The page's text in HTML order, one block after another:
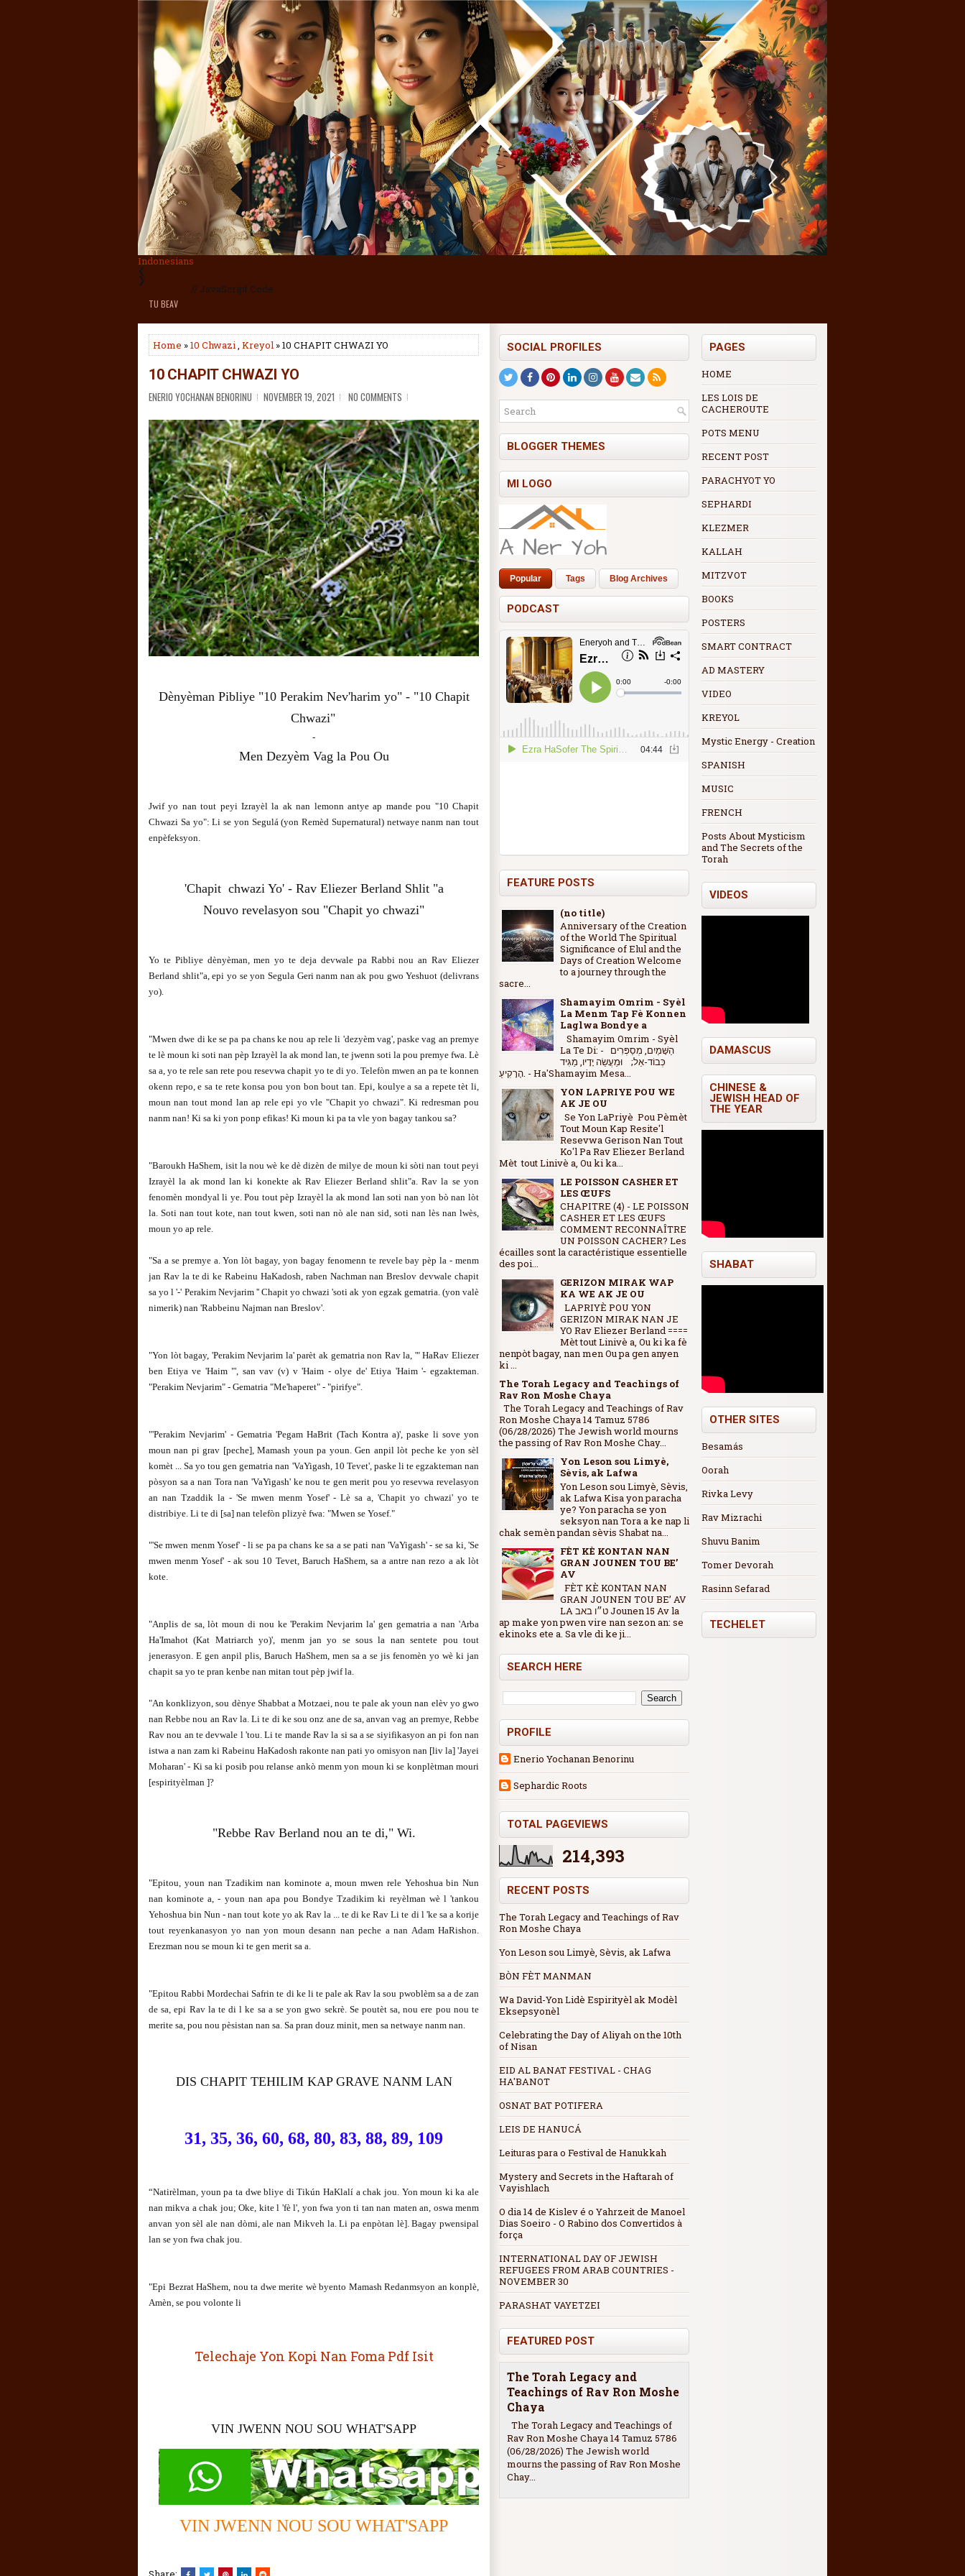
Indonesians
❮
❯
// JavaScript Code
TU BEAV
Home »10 Chwazi, Kreyol » 10 CHAPIT CHWAZI YO
10 CHAPIT CHWAZI YO
ENERIO YOCHANAN BENORINU NOVEMBER 19, 2021 NO COMMENTS
Dènyèman Pibliye "10 Perakim Nev'harim yo" - "10 Chapit
Chwazi"
-
Men Dezyèm Vag la Pou Ou
Jwif yo nan tout peyi Izrayèl la ak nan lemonn antye ap mande pou "10 Chapit
Chwazi Sa yo": Li se yon Segulá (yon Remèd Supernatural) netwaye nanm nan tout
enpèfeksyon.
'Chapit chwazi Yo' - Rav Eliezer Berland Shlit "a
Nouvo revelasyon sou "Chapit yo chwazi"
Yo te Pibliye dènyèman, men yo te deja devwale pa Rabbi nou an Rav Eliezer
Berland shlit"a, epi yo se yon Segula Geri nanm nan ak pou gwo Yeshuot (delivrans
yo).
"Mwen dwe di ke se pa pa chans ke nou ap rele li 'dezyèm vag', paske vag an premye
te lè moun ki soti nan pèp Izrayèl la ak mond lan, te jwenn soti la pou premye fwa. Lè
sa a, yo te rele san rete pou resevwa chapit yo te di yo. Telefòn mwen an pa te konnen
okenn repo, e sa te rete konsa pou yon bon bout tan. Epi, koulye a sa a repete tèt li,
moun nan tout mond lan ap rele epi yo vle "Chapit yo chwazi". Ki redresman pou
nanm nan! Ki sa ki yon ponp efikas! Ki moun ki pa ta vle yon bagay tankou sa?
"Baroukh HaShem, isit la nou wè ke dè dizèn de milye de moun ki sòti nan tout peyi
Izrayèl la ak mond lan ki konekte ak Rav Eliezer Berland shlit"a. Rav la se yon
fenomèn mondyal li ye. Pou tout pèp Izrayèl la ak mond lan soti nan yon bò nan lòt
la. Soti nan tout kote, nan tout kwen, soti nan nò ale nan sid, soti nan lès nan lwès,
moun yo ap rele.
"Sa a se premye a. Yon lòt bagay, yon bagay fenomenn te revele bay pèp la - menm
jan Rav la te di ke Rabeinu HaKadosh, raben Nachman nan Breslov devwale chapit
sa yo l '-' Perakim Nevjarim '' Chapit yo chwazi 'soti ak yon egzak gematria. (yon valè
nimerik) nan 'Rabbeinu Najman nan Breslov'.
"Yon lòt bagay, 'Perakim Nevjarim la' parèt ak gematria non Rav la, '" HaRav Eliezer
ben Etiya ve 'Haim "', san vav (v) v 'Haim - olye de' Etiya 'Haim '- egzakteman.
"Perakim Nevjarim" - Gematria "Me'haperet" - "pirifye".
"'Perakim Nevjarim' - Gematria 'Pegam HaBrit (Tach Kontra a)', paske li sove yon
moun nan pi grav [peche], Mamash youn pa youn. Gen anpil lòt peche ke yon sèl
komèt ... Sa yo tou gen gematria nan 'VaYigash, 10 Tevet', paske li te egzakteman nan
pòsyon sa a nan Tora nan 'VaYigash' ke nou te gen merit pou yo resevwa revelasyon
an nan Tzaddik la - 'Se mwen menm Yosef' - Lè sa a, 'Chapit yo chwazi' yo te
distribiye. Li te di [sa] nan telefòn plizyè fwa: "Mwen se Yosef."
"'Se mwen menm Yosef' - li se pa pa chans ke sa a se pati nan 'VaYigash' - se sa ki, 'Se
mwen menm Yosef' - ak sou 10 Tevet, Baruch HaShem, sa a antre nan rezo a ak lòt
kote.
"Anplis de sa, lòt moun di nou ke 'Perakim Nevjarim la' gen gematria a nan 'Arba
Ha'Imahot (Kat Matriarch yo)', menm jan yo se sous la nan sentete pou tout
jenerasyon. E gen anpil plis, Baruch HaShem, men sa a se jis fenomèn yo wè ki jan
chapit sa yo te pran kenbe nan mitan tout pèp jwif la.
"An konklizyon, sou dènye Shabbat a Motzaei, nou te pale ak youn nan elèv yo gwo
nan Rebbe nou an Rav la. Li te di ke sou onz ane de sa, anvan vag an premye, Rebbe
Rav nou an te devwale l 'tou. Li te mande Rav la si sa a se siyifikasyon an pi fon nan
istwa a nan zam ki Rabeinu HaKadosh rakonte nan pati yo omisyon nan [liv la] 'Jayei
Moharan' - Ki sa ki posib pou relanse ankò menm yon moun ki se konplètman mouri
[espirityèlman ]?
"Rebbe Rav Berland nou an te di," Wi.
"Epitou, youn nan Tzadikim nan kominote a, moun mwen rele Yehoshua bin Nun
nan kominote a, - youn nan apa pou Bondye Tzadikim ki reyèlman wè l 'tankou
Yehoshua bin Nun - nan tout kote yo ak Rav la ... te di ke Rav Li te di l 'ke sa a korije
tout reyenkanasyon yo nan yon moun desann nan peche a nan Adam HaRishon.
Erezman nou se moun ki te gen merit sa a.
"Epitou Rabbi Mordechai Safrin te di ke li te pale ak Rav la sou pwoblèm sa a de zan
de sa, epi Rav la te di l ke sa a se yon gwo sekrè. Se poutèt sa, nou ere pou nou te
merite sa, pou nou pèsistan nan sa. Sa pran douz minit, men sa netwaye nanm nan.
DIS CHAPIT TEHILIM KAP GRAVE NANM LAN
31, 35, 36, 60, 68, 80, 83, 88, 89, 109
“Natirèlman, youn pa ta dwe bliye di Tikún HaKlalí a chak jou. Yon moun ki ka ale
nan mikva a chak jou; Oke, kite l 'fè l', yon fwa yon ti tan nan maten an, oswa menm
anvan yon sèl ale nan dòmi, ale nan Mikveh la. Li pa enpòtan lè]. Bagay pwensipal
lan se yon fwa chak jou.
"Epi Bezrat HaShem, nou ta dwe merite wè byento Mamash Redanmsyon an konplè,
Amèn, se pou volonte li
Telechaje Yon Kopi Nan Foma Pdf Isit
VIN JWENN NOU SOU WHAT'SAPP
VIN JWENN NOU SOU WHAT'SAPP
SOCIAL PROFILES
BLOGGER THEMES
MI LOGO
Popular Tags Blog Archives
PODCAST
FEATURE POSTS
(no title)
Anniversary of the Creation
of the World The Spiritual
Significance of Elul and the
Days of Creation Welcome
to a journey through the
sacre...
Shamayim Omrim - Syèl
La Menm Tap Fè Konnen
Laglwa Bondye a
Shamayim Omrim - Syèl
La Te Di: - הַשָּׁמַיִם, מְסַפְּרִים
כְּבוֹד-אֵל; וּמַעֲשֵׂה יָדָיו, מַגִּיד
הָרָקִיעַ. - Ha'Shamayim Mesa...
YON LAPRIYE POU WE
AK JE OU
Se Yon LaPriyè Pou Pèmèt
Tout Moun Kap Resite'l
Resevwa Gerison Nan Tout
Ko'l Pa Rav Eliezer Berland
Mèt tout Linivè a, Ou ki ka...
LE POISSON CASHER ET
LES ŒUFS
CHAPITRE (4) - LE POISSON
CASHER ET LES ŒUFS
COMMENT RECONNAÎTRE
UN POISSON CACHER? Les
écailles sont la caractéristique essentielle
des poi...
GERIZON MIRAK WAP
KA WE AK JE OU
LAPRIYÈ POU YON
GERIZON MIRAK NAN JE
YO Rav Eliezer Berland ====
Mèt tout Linivè a, Ou ki ka fè
nenpòt bagay, nan men Ou pa gen anyen
ki ...
The Torah Legacy and Teachings of
Rav Ron Moshe Chaya
The Torah Legacy and Teachings of Rav
Ron Moshe Chaya 14 Tamuz 5786
(06/28/2026) The Jewish world mourns
the passing of Rav Ron Moshe Chay...
Yon Leson sou Limyè,
Sèvis, ak Lafwa
Yon Leson sou Limyè, Sèvis,
ak Lafwa Kisa yon paracha
ye? Yon paracha se yon
seksyon nan Tora a ke nap li
chak semèn pandan sèvis Shabat na...
FÈT KÈ KONTAN NAN
GRAN JOUNEN TOU BE’
AV
FÈT KÈ KONTAN NAN
GRAN JOUNEN TOU BE’ AV
LA ט״ו באב Jounen 15 Av la
ap make yon pwen vire nan sezon an: se
ekinoks ete a. Sa vle di ke ji...
SEARCH HERE
PROFILE
Enerio Yochanan Benorinu
Sephardic Roots
TOTAL PAGEVIEWS
214,393
RECENT POSTS
The Torah Legacy and Teachings of Rav
Ron Moshe Chaya
Yon Leson sou Limyè, Sèvis, ak Lafwa
BÒN FÈT MANMAN
Wa David-Yon Lidè Espirityèl ak Modèl
Eksepsyonèl
Celebrating the Day of Aliyah on the 10th
of Nisan
EID AL BANAT FESTIVAL - CHAG
HA'BANOT
OSNAT BAT POTIFERA
LEIS DE HANUCÁ
Leituras para o Festival de Hanukkah
Mystery and Secrets in the Haftarah of
Vayishlach
O dia 14 de Kislev é o Yahrzeit de Manoel
Dias Soeiro - O Rabino dos Convertidos à
força
INTERNATIONAL DAY OF JEWISH
REFUGEES FROM ARAB COUNTRIES -
NOVEMBER 30
PARASHAT VAYETZEI
FEATURED POST
The Torah Legacy and
Teachings of Rav Ron Moshe
Chaya
The Torah Legacy and Teachings of
Rav Ron Moshe Chaya 14 Tamuz 5786
(06/28/2026) The Jewish world
mourns the passing of Rav Ron Moshe
Chay...
PAGES
HOME
LES LOIS DE
CACHEROUTE
POTS MENU
RECENT POST
PARACHYOT YO
SEPHARDI
KLEZMER
KALLAH
MITZVOT
BOOKS
POSTERS
SMART CONTRACT
AD MASTERY
VIDEO
KREYOL
Mystic Energy - Creation
SPANISH
MUSIC
FRENCH
Posts About Mysticism
and The Secrets of the
Torah
VIDEOS
DAMASCUS
CHINESE &
JEWISH HEAD OF
THE YEAR
SHABAT
OTHER SITES
Besamás
Oorah
Rivka Levy
Rav Mizrachi
Shuvu Banim
Tomer Devorah
Rasinn Sefarad
TECHELET